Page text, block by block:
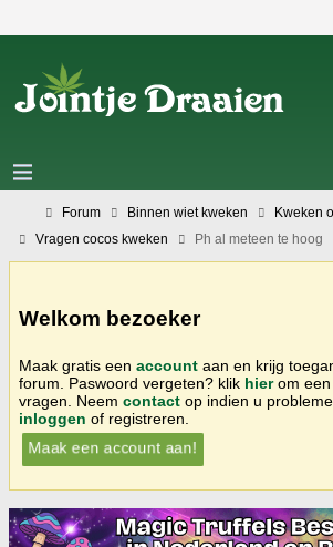
Forum Binnen wiet kweken
Kweken
Vragen cocos kweken
Ph al meteen te hoog
Welkom bezoeker
Maak gratis een account aan en krijg
forum. Paswoord vergeten? klik hierom een
vragen. Neem contact op indien u
inloggen of registreren.
Maak een account aan!